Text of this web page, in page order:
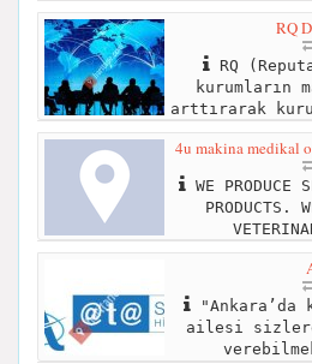
RQ
RQ
kurumların
arttırarak
4u makina medikal
WE PRODUCE
PRODUCTS.
"Ankara’da
ailesi